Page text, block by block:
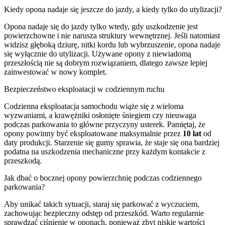
Kiedy opona nadaje się jeszcze do jazdy, a kiedy tylko do utylizacji?
Opona nadaje się do jazdy tylko wtedy, gdy uszkodzenie jest
powierzchowne i nie narusza struktury wewnętrznej. Jeśli natomiast
widzisz głęboką dziurę, nitki kordu lub wybrzuszenie, opona nadaje
się wyłącznie do utylizacji. Używane opony z niewiadomą
przeszłością nie są dobrym rozwiązaniem, dlatego zawsze lepiej
zainwestować w nowy komplet.
Bezpieczeństwo eksploatacji w codziennym ruchu
Codzienna eksploatacja samochodu wiąże się z wieloma
wyzwaniami, a krawężniki osłonięte śniegiem czy nieuwaga
podczas parkowania to główne przyczyny usterek. Pamiętaj, że
opony powinny być eksploatowane maksymalnie przez 10 lat od
daty produkcji. Starzenie się gumy sprawia, że staje się ona bardziej
podatna na uszkodzenia mechaniczne przy każdym kontakcie z
przeszkodą.
Jak dbać o bocznej opony powierzchnię podczas codziennego
parkowania?
Aby unikać takich sytuacji, staraj się parkować z wyczuciem,
zachowując bezpieczny odstęp od przeszkód. Warto regularnie
sprawdzać ciśnienie w oponach, ponieważ zbyt niskie wartości